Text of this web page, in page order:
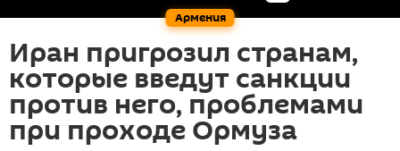
Армения
Иран пригрозил странам,
которые введут санкции
против него, проблемами
при проходе Ормуза